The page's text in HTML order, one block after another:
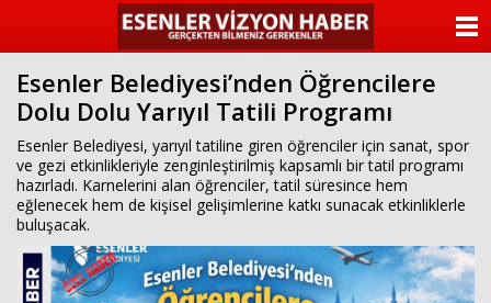
Esenler Belediyesi’nden Öğrencilere
Dolu Dolu Yarıyıl Tatili Programı
Esenler Belediyesi, yarıyıl tatiline giren öğrenciler için sanat, spor
ve gezi etkinlikleriyle zenginleştirilmiş kapsamlı bir tatil programı
hazırladı. Karnelerini alan öğrenciler, tatil süresince hem
eğlenecek hem de kişisel gelişimlerine katkı sunacak etkinliklerle
buluşacak.
ANASAYFA
KATEGORİLER
ANKETLER
VİDEO GALERİ